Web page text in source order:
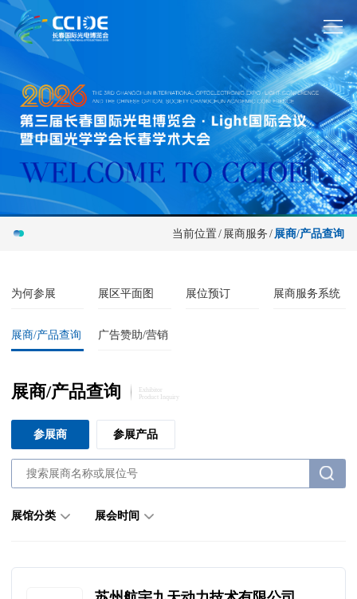
当前位置/ 展商服务 /展商/产品查询
为何参展 展区平面图 展位预订 展商服务系统
展商/产品查询 广告赞助/营销
展商/产品查询
Exhibitor
Product Inquiry
参展商 参展产品
展馆分类 展会时间